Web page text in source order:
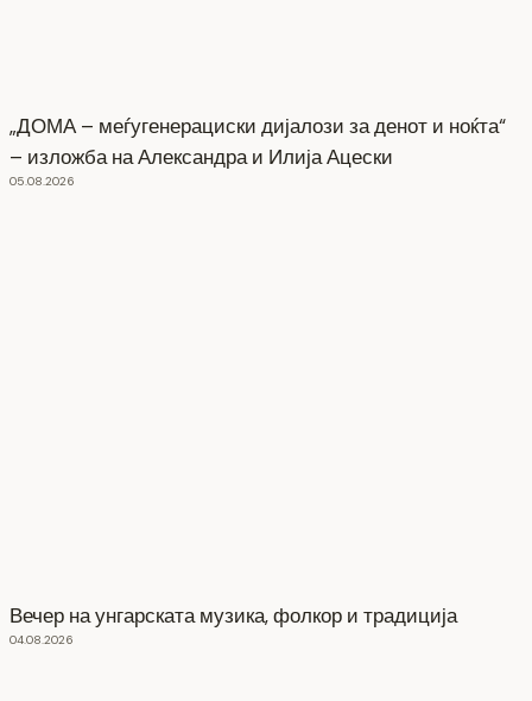
„ДОМА – меѓугенерациски дијалози за денот и ноќта“
– изложба на Александра и Илија Ацески
05.08.2026
Вечер на унгарската музика, фолкор и традиција
04.08.2026